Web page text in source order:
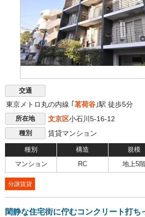
交通
東京メトロ丸の内線 ｢ 茗荷谷 ｣駅 徒歩5分
所在地 文京区小石川5-16-12
種別 賃貸マンション
種別 構造 規模
マンション RC 地上5階
分譲賃貸
閑静な住宅街に佇むコンクリート打ち